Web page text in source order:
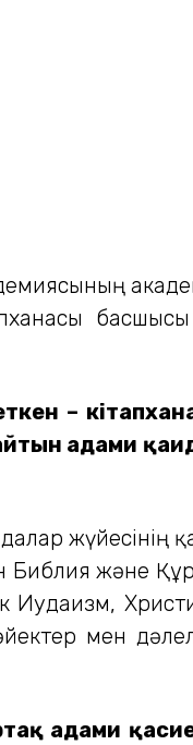
басшысы
–
адами
жүйесінің
Библия және
Иудаизм,
мен
адами